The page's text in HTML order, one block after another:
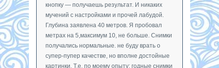
кнопку — получаешь результат. И никаких
мучений с настройками и прочей лабудой.
Глубина заявлена 40 метров. Я пробовал
метрах на 5,максимум 10, не больше. Снимки
получались нормальные. не буду врать о
супер-пупер качестве, но вполне достойные
картинки. Т.е. по моему опыту: годные снимки